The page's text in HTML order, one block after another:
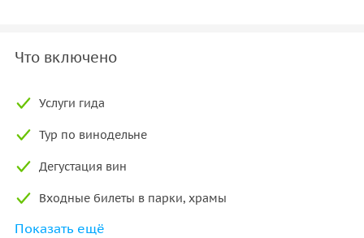
Что включено
Услуги гида
Тур по винодельне
Дегустация вин
Входные билеты в парки, храмы
Транспортные расходы
Показать ещё